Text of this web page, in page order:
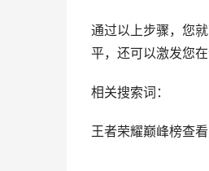
通过以上步骤，您
平，还可以激发您
相关搜索词：
王者荣耀巅峰榜查